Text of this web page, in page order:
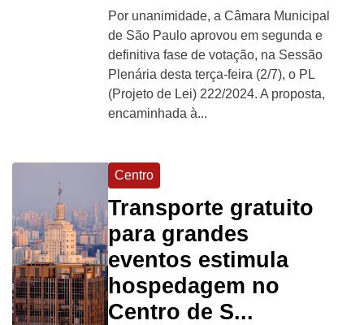
Por unanimidade, a Câmara Municipal
de São Paulo aprovou em segunda e
definitiva fase de votação, na Sessão
Plenária desta terça-feira (2/7), o PL
(Projeto de Lei) 222/2024. A proposta,
encaminhada à...
Centro
Transporte gratuito
para grandes
eventos estimula
hospedagem no
Centro de S...